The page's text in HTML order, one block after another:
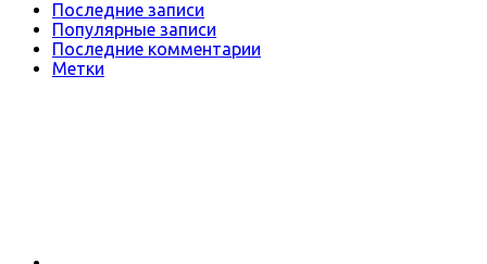
Последние записи
Популярные записи
Последние комментарии
Метки